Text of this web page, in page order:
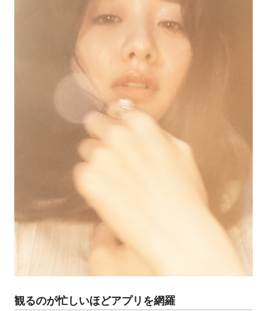
観るのが忙しいほどアプリを網羅